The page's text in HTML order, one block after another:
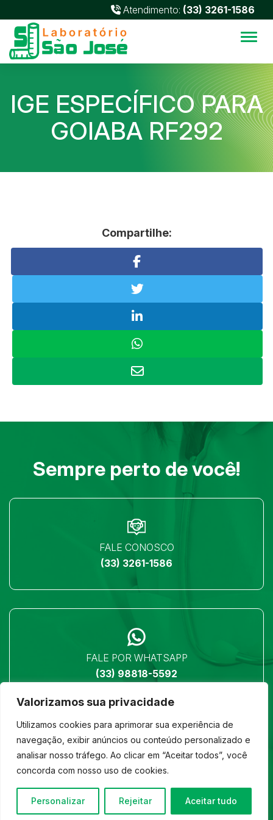
Valorizamos sua privacidade
Utilizamos cookies para aprimorar sua experiência de
navegação, exibir anúncios ou conteúdo personalizado e
analisar nosso tráfego. Ao clicar em “Aceitar todos”, você
concorda com nosso uso de cookies.
Personalizar Rejeitar Aceitar tudo
Atendimento: (33) 3261-1586
IGE ESPECÍFICO PARA
GOIABA RF292
Compartilhe:
Sempre perto de você!
FALE CONOSCO
(33) 3261-1586
FALE POR WHATSAPP
(33) 98818-5592
LOCALIZAÇÃO